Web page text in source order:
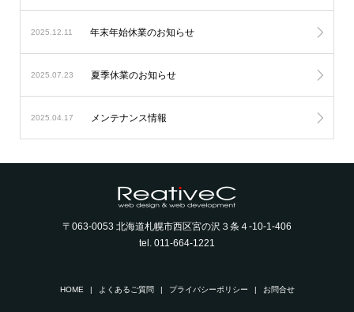
2025.12.11 年末年始休業のお知らせ
2025.07.23 夏季休業のお知らせ
2025.04.17 メンテナンス情報
〒063-0053 北海道札幌市西区宮の沢３条４-10-1-406
tel. 011-664-1221
HOME よくあるご質問 プライバシーポリシー お問合せ